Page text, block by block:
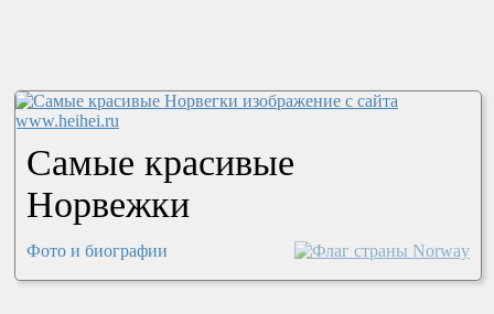
Самые красивые
Норвежки
Фото и биографии